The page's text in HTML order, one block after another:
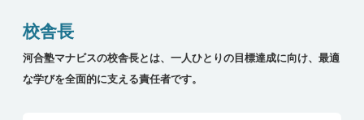
校舎長
河合塾マナビスの校舎長とは、一人ひとりの目標達成に向け、最適
な学びを全面的に支える責任者です。